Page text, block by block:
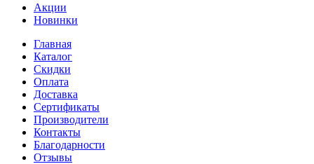
Акции
Новинки
Главная
Каталог
Скидки
Оплата
Доставка
Сертификаты
Производители
Контакты
Благодарности
Отзывы